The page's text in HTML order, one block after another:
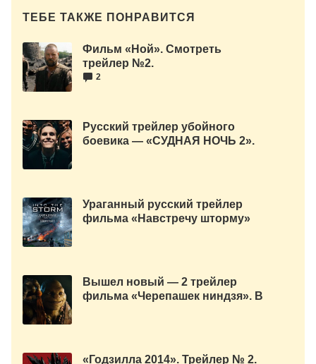
ТЕБЕ ТАКЖЕ ПОНРАВИТСЯ
Фильм «Ной». Смотреть
трейлер №2.
2
Русский трейлер убойного
боевика — «СУДНАЯ НОЧЬ 2».
Ураганный русский трейлер
фильма «Навстречу шторму»
Вышел новый — 2 трейлер
фильма «Черепашек ниндзя». В
«Годзилла 2014». Трейлер № 2.